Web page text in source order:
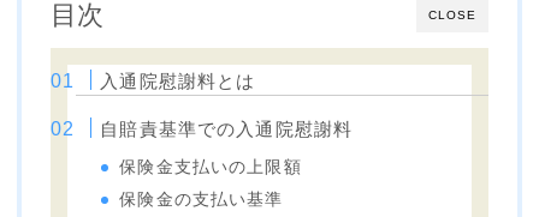
CLOSE
目次
入通院慰謝料とは
自賠責基準での入通院慰謝料
保険金支払いの上限額
保険金の支払い基準